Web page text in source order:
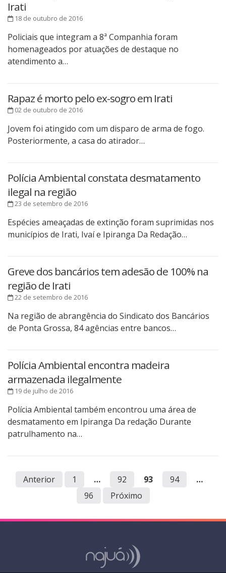
Irati
18 de outubro de 2016
Policiais que integram a 8ª Companhia foram
homenageados por atuações de destaque no
atendimento a…
Rapaz é morto pelo ex-sogro em Irati
02 de outubro de 2016
Jovem foi atingido com um disparo de arma de fogo.
Posteriormente, a casa do atirador…
Polícia Ambiental constata desmatamento
ilegal na região
23 de setembro de 2016
Espécies ameaçadas de extinção foram suprimidas nos
municípios de Irati, Ivaí e Ipiranga Da Redação…
Greve dos bancários tem adesão de 100% na
região de Irati
22 de setembro de 2016
Na região de abrangência do Sindicato dos Bancários
de Ponta Grossa, 84 agências entre bancos…
Polícia Ambiental encontra madeira
armazenada ilegalmente
19 de julho de 2016
Polícia Ambiental também encontrou uma área de
desmatamento em Ipiranga Da redação Durante
patrulhamento na…
Anterior 1 … 92 93 94
…
96
Próximo